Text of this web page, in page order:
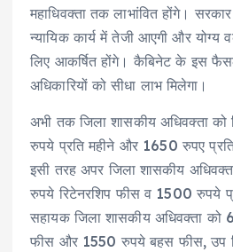
महाधिवक्ता तक लाभांवित होंगे।
न्यायिक कार्य में तेजी आएगी और योग्य
लिए आकर्षित होंगे। कैबिनेट के इस
अधिकारियों को सीधा लाभ मिलेगा।
अभी तक जिला शासकीय अधिवक्ता
रुपये प्रति महीने और 1650 रुपए प्रति
इसी तरह अपर जिला शासकीय
रुपये रिटेनरशिप फीस व 1500 रुपये
सहायक जिला शासकीय अधिवक्ता को
फीस और 1550 रुपये बहस फीस, उप